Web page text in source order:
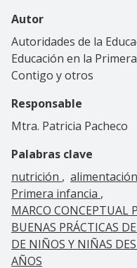
Autor
Autoridades de la
Educación en la
Contigo y otros
Responsable
Mtra. Patricia Pacheco
Palabras clave
nutrición
alimentación
Primera infancia
MARCO CONCEPTUAL
BUENAS PRÁCTICAS
DE NIÑOS Y NIÑAS
AÑOS